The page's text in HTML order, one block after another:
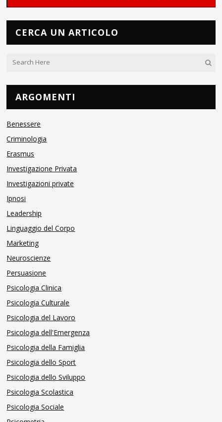
CERCA UN ARTICOLO
ARGOMENTI
Benessere
Criminologia
Erasmus
Investigazione Privata
Investigazioni private
Ipnosi
Leadership
Linguaggio del Corpo
Marketing
Neuroscienze
Persuasione
Psicologia Clinica
Psicologia Culturale
Psicologia del Lavoro
Psicologia dell'Emergenza
Psicologia della Famiglia
Psicologia dello Sport
Psicologia dello Sviluppo
Psicologia Scolastica
Psicologia Sociale